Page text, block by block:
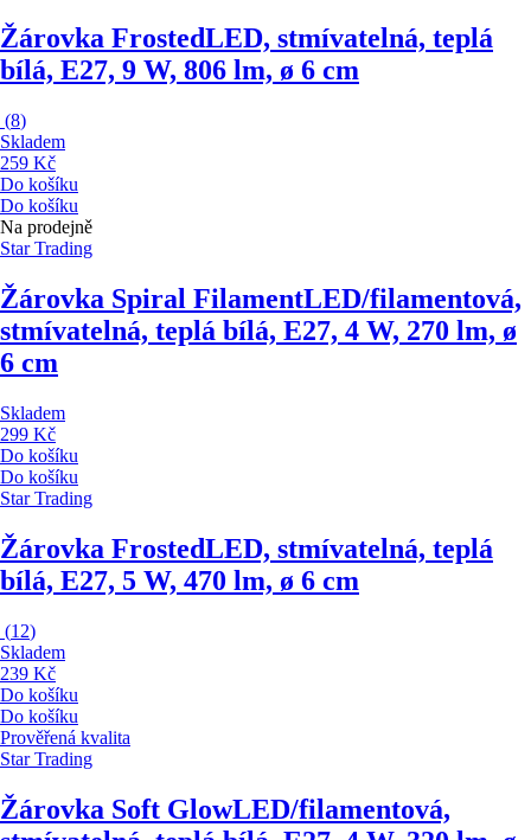
Žárovka FrostedLED, stmívatelná, teplá
bílá, E27, 9 W, 806 lm, ø 6 cm
(8)
Skladem
259 Kč
Do košíku
Do košíku
Na prodejně
Star Trading
Žárovka Spiral FilamentLED/filamentová,
stmívatelná, teplá bílá, E27, 4 W, 270 lm, ø
6 cm
Skladem
299 Kč
Do košíku
Do košíku
Star Trading
Žárovka FrostedLED, stmívatelná, teplá
bílá, E27, 5 W, 470 lm, ø 6 cm
(12)
Skladem
239 Kč
Do košíku
Do košíku
Prověřená kvalita
Star Trading
Žárovka Soft GlowLED/filamentová,